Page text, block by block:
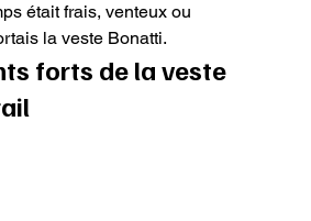
était frais, venteux ou
la veste Bonatti.
forts de la veste